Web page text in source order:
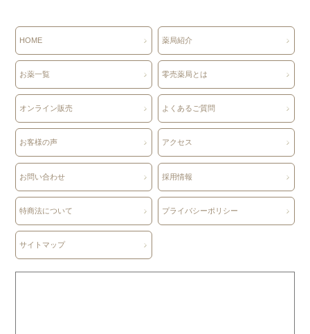
HOME 薬局紹介
お薬一覧 零売薬局とは
オンライン販売 よくあるご質問
お客様の声 アクセス
お問い合わせ 採用情報
特商法について プライバシーポリシー
サイトマップ